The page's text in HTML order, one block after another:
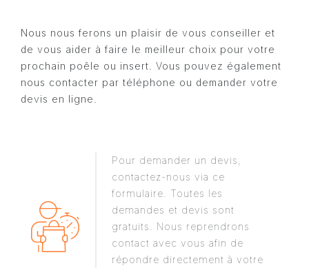
Nous nous ferons un plaisir de vous conseiller et
de vous aider à faire le meilleur choix pour votre
prochain poêle ou insert. Vous pouvez également
nous contacter par téléphone ou demander votre
devis en ligne.
Pour demander un devis,
contactez-nous via ce
formulaire. Toutes les
demandes et devis sont
gratuits. Nous reprendrons
contact avec vous afin de
répondre directement à votre